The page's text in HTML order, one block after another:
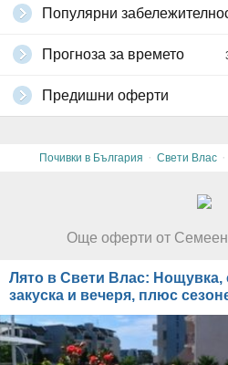
Популярни
Прогноза за времето
Предишни оферти
Почивки в България · Свети Влас ·
Още оферти от
Лято в Свети Влас: Нощувка,
закуска и вечеря, плюс